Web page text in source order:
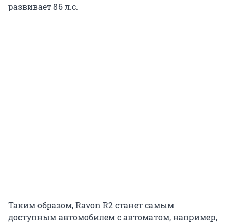
развивает 86 л.с.
Таким образом, Ravon R2 станет самым
доступным автомобилем с автоматом, например,